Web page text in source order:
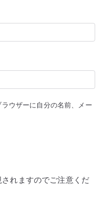
ウザーに自分の名前、メー
れますのでご注意くだ